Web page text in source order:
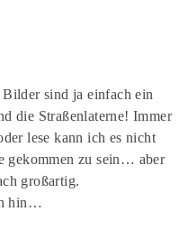
sind ja einfach ein
die Straßenlaterne! Immer
lese kann ich es nicht
gekommen zu sein… aber
großartig.
hin…